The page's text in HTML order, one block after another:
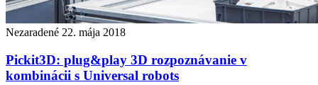
Nezaradené 22. mája 2018
Pickit3D: plug&play 3D rozpoznávanie v
kombinácii s Universal robots